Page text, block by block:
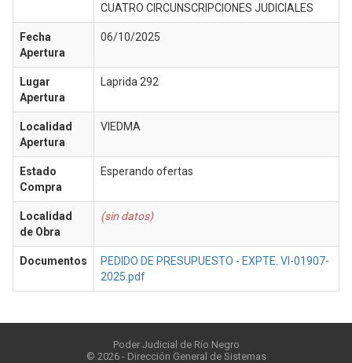
CUATRO CIRCUNSCRIPCIONES JUDICIALES
Fecha
Apertura
06/10/2025
Lugar
Apertura
Laprida 292
Localidad
Apertura
VIEDMA
Estado
Compra
Esperando ofertas
Localidad
de Obra
(sin datos)
Documentos
PEDIDO DE PRESUPUESTO - EXPTE. VI-01907-
2025.pdf